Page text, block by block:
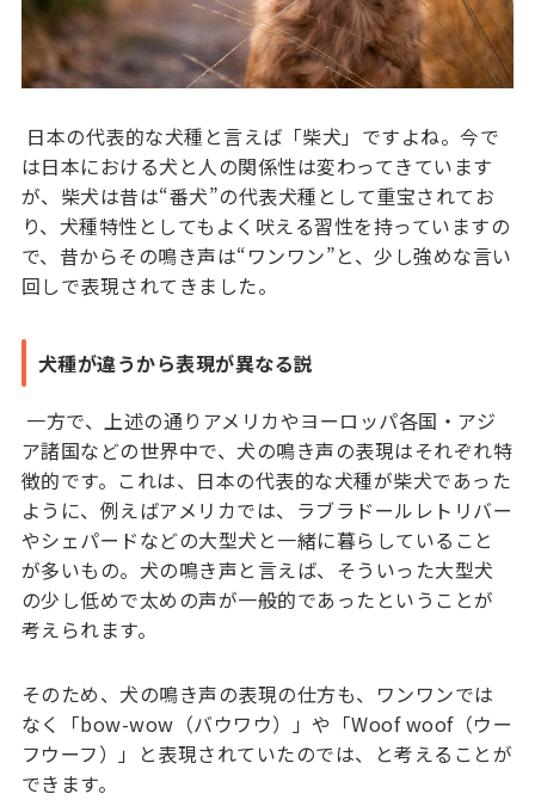
日本の代表的な犬種と言えば「柴犬」ですよね。今で
は日本における犬と人の関係性は変わってきています
が、柴犬は昔は“番犬”の代表犬種として重宝されてお
り、犬種特性としてもよく吠える習性を持っていますの
で、昔からその鳴き声は“ワンワン”と、少し強めな言い
回しで表現されてきました。
犬種が違うから表現が異なる説
一方で、上述の通りアメリカやヨーロッパ各国・アジ
ア諸国などの世界中で、犬の鳴き声の表現はそれぞれ特
徴的です。これは、日本の代表的な犬種が柴犬であった
ように、例えばアメリカでは、ラブラドールレトリバー
やシェパードなどの大型犬と一緒に暮らしていること
が多いもの。犬の鳴き声と言えば、そういった大型犬
の少し低めで太めの声が一般的であったということが
考えられます。
そのため、犬の鳴き声の表現の仕方も、ワンワンでは
なく「bow-wow（バウワウ）」や「Woof woof（ウー
フウーフ）」と表現されていたのでは、と考えることが
できます。